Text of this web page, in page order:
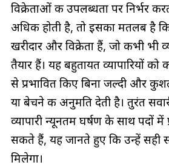
विक्रेताओं की उपलब्धता पर निर्भर
अधिक होती है, तो इसका मतलब है
खरीदार और विक्रेता हैं, जो कभी भी
तैयार हैं। यह बहुतायत व्यापारियों
से प्रभावित किए बिना जल्दी और
या बेचने की अनुमति देती है। तुरंत
व्यापारी न्यूनतम घर्षण के साथ पदों में
सकते हैं, यह जानते हुए कि उन्हें सही
मिलेगा।